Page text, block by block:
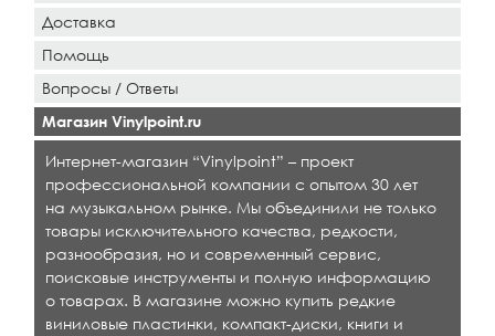
Доставка
Помощь
Вопросы / Ответы
Магазин Vinylpoint.ru
Интернет-магазин “Vinylpoint” – проект
профессиональной компании с опытом 30 лет
на музыкальном рынке. Мы объединили не только
товары исключительного качества, редкости,
разнообразия, но и современный сервис,
поисковые инструменты и полную информацию
о товарах. В магазине можно купить редкие
виниловые пластинки, компакт-диски, книги и